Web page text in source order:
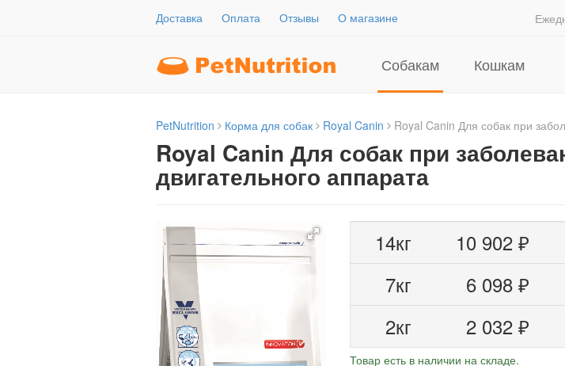
Доставка Оплата Отзывы О магазине
Собакам Кошкам
PetNutrition Корма для собак Royal Canin Royal Canin Для собак при
Royal Canin Для собак при
двигательного аппарата
14кг 10 902 ₽
7кг 6 098 ₽
2кг 2 032 ₽
Товар есть в наличии на складе.